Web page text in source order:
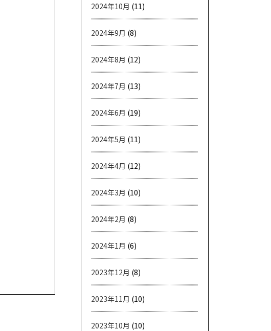
2024年10月 (11)
2024年9月 (8)
2024年8月 (12)
2024年7月 (13)
2024年6月 (19)
2024年5月 (11)
2024年4月 (12)
2024年3月 (10)
2024年2月 (8)
2024年1月 (6)
2023年12月 (8)
2023年11月 (10)
2023年10月 (10)